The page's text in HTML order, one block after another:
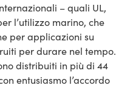
– quali UL,
l’utilizzo marino, che
per applicazioni su
per durare nel tempo.
distribuiti in più di 44
entusiasmo l’accordo